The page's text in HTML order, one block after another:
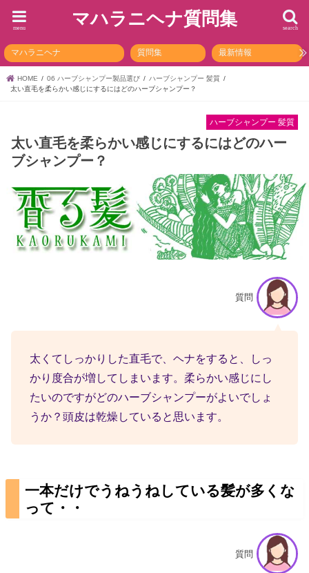
マハラニヘナ質問集 search
menu
マハラニヘナ 質問集 最新情報
HOME 06 ハーブシャンプー製品選び
ハーブシャンプー 髪質
太い直毛を柔らかい感じにするにはどのハーブシャンプー？
ハーブシャンプー 髪質
太い直毛を柔らかい感じにするにはどのハー
ブシャンプー？
質問
太くてしっかりした直毛で、ヘナをすると、しっ
かり度合が増してしまいます。柔らかい感じにし
たいのですがどのハーブシャンプーがよいでしょ
うか？頭皮は乾燥していると思います。
一本だけでうねうねしている髪が多くな
って・・
質問